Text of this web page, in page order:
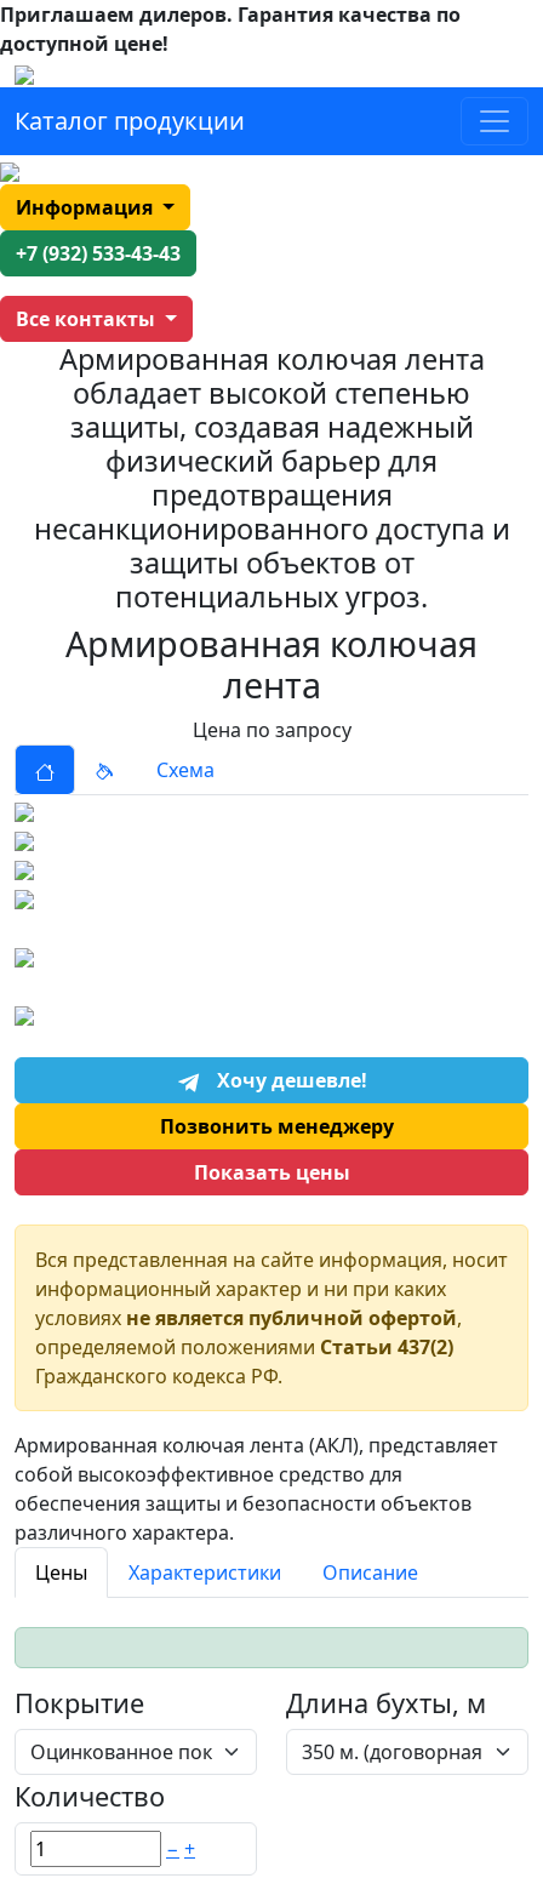
Приглашаем дилеров. Гарантия качества по
доступной цене!
Каталог продукции
Информация
+7 (932) 533-43-43
Все контакты
Армированная колючая лента
обладает высокой степенью
защиты, создавая надежный
физический барьер для
предотвращения
несанкционированного доступа и
защиты объектов от
потенциальных угроз.
Армированная колючая
лента
Цена по запросу
Схема
Хочу дешевле!
Позвонить менеджеру
Показать цены
Вся представленная на сайте информация, носит
информационный характер и ни при каких
условиях не является публичной офертой,
определяемой положениями Статьи 437(2)
Гражданского кодекса РФ.
Армированная колючая лента (АКЛ), представляет
собой высокоэффективное средство для
обеспечения защиты и безопасности объектов
различного характера.
Цены
Характеристики Описание
Покрытие Длина бухты, м
Количество
− +